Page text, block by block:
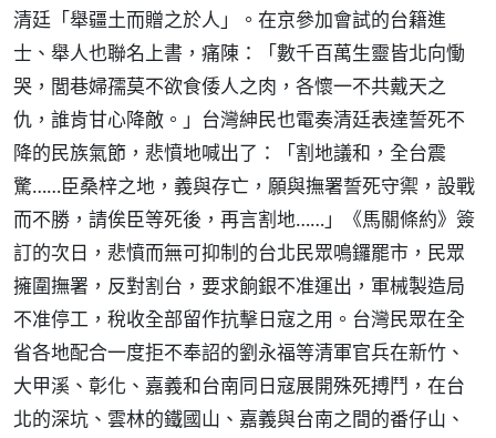
清廷「舉疆土而贈之於人」。在京參加會試的台籍進
士、舉人也聯名上書，痛陳：「數千百萬生靈皆北向慟
哭，閭巷婦孺莫不欲食倭人之肉，各懷一不共戴天之
仇，誰肯甘心降敵。」台灣紳民也電奏清廷表達誓死不
降的民族氣節，悲憤地喊出了：「割地議和，全台震
驚……臣桑梓之地，義與存亡，願與撫署誓死守禦，設戰
而不勝，請俟臣等死後，再言割地……」《馬關條約》簽
訂的次日，悲憤而無可抑制的台北民眾鳴鑼罷市，民眾
擁圍撫署，反對割台，要求餉銀不准運出，軍械製造局
不准停工，稅收全部留作抗擊日寇之用。台灣民眾在全
省各地配合一度拒不奉詔的劉永福等清軍官兵在新竹、
大甲溪、彰化、嘉義和台南同日寇展開殊死搏鬥，在台
北的深坑、雲林的鐵國山、嘉義與台南之間的番仔山、